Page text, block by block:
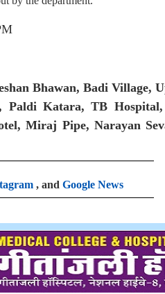
Bhawan, Badi Village,
Katara, TB
Miraj Pipe, Narayan
, and Google News